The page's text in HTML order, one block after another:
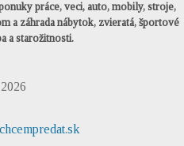
práce, veci, auto, mobily, stroje,
a záhrada nábytok, zvieratá, športové
a starožitnosti.
chcempredat.sk